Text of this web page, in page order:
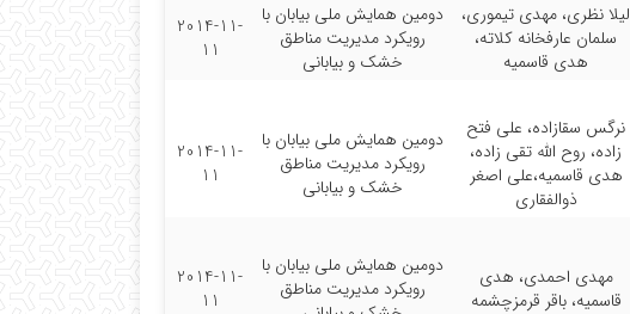
لیلا نظری، مهدی تیموری،
سلمان عارفخانه کلاته،
هدی قاسمیه
دومین همایش ملی بیابان با
رویکرد مدیریت مناطق
خشک و بیابانی
2014-11-
11
نرگس سقازاده، علی فتح
زاده، روح الله تقی زاده،
هدی قاسمیه،علی اصغر
ذوالفقاری
دومین همایش ملی بیابان با
رویکرد مدیریت مناطق
خشک و بیابانی
2014-11-
11
مهدی احمدی، هدی
قاسمیه، باقر قرمزچشمه
دومین همایش ملی بیابان با
رویکرد مدیریت مناطق
2014-11-
11